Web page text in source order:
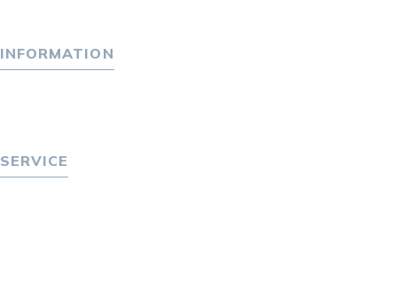
INFORMATION
SERVICE